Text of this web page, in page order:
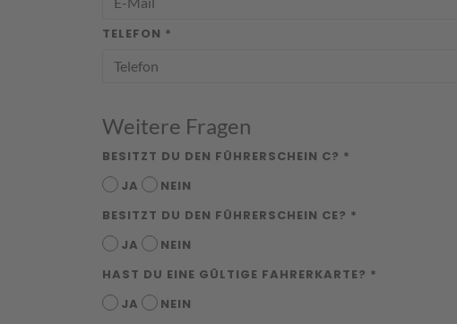
TELEFON *
Weitere Fragen
BESITZT DU DEN FÜHRERSCHEIN C? *
JA
NEIN
BESITZT DU DEN FÜHRERSCHEIN CE? *
JA
NEIN
HAST DU EINE GÜLTIGE FAHRERKARTE? *
JA
NEIN